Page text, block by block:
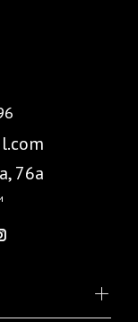
76а